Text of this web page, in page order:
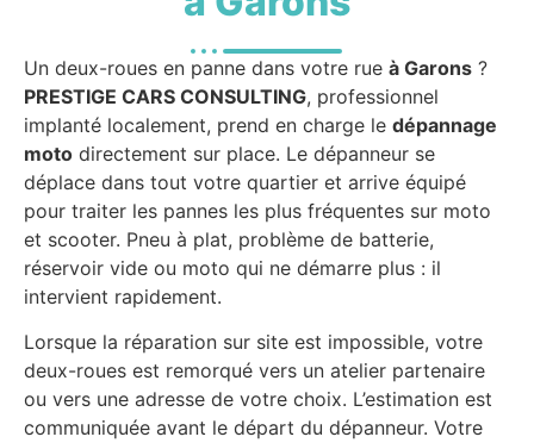
Un deux-roues en panne dans votre rue à Garons ?
PRESTIGE CARS CONSULTING, professionnel
implanté localement, prend en charge le dépannage
moto directement sur place. Le dépanneur se
déplace dans tout votre quartier et arrive équipé
pour traiter les pannes les plus fréquentes sur moto
et scooter. Pneu à plat, problème de batterie,
réservoir vide ou moto qui ne démarre plus : il
intervient rapidement.
Lorsque la réparation sur site est impossible, votre
deux-roues est remorqué vers un atelier partenaire
ou vers une adresse de votre choix. L’estimation est
communiquée avant le départ du dépanneur. Votre